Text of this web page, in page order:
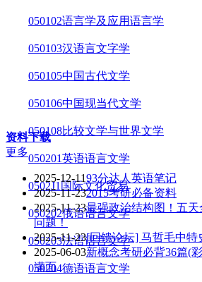
050102语言学及应用语言学
050103汉语言文字学
050105中国古代文学
050106中国现当代文学
050108比较文学与世界文学
050201英语语言文学
0502J1国际文化贸易
050202俄语语言文学
050203法语语言文学
050204德语语言文学
资料下载
更多
2025-12-1193分达人英语笔记
2025-11-232015考研必备资料
2025-11-23最强政治结构图！五
问题！
2025-11-23[回馈论坛] 马哲毛中特
2025-06-03新概念考研必背36篇(
满面